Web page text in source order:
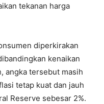
tekanan harga
diperkirakan
kenaikan
angka tersebut masih
tetap kuat dan jauh
Reserve sebesar 2%.